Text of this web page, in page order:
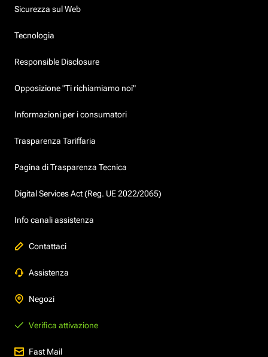
Sicurezza sul Web
Tecnologia
Responsible Disclosure
Opposizione "Ti richiamiamo noi"
Informazioni per i consumatori
Trasparenza Tariffaria
Pagina di Trasparenza Tecnica
Digital Services Act (Reg. UE 2022/2065)
Info canali assistenza
Contattaci
Assistenza
Negozi
Verifica attivazione
Fast Mail